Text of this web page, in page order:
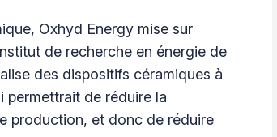
Oxhyd Energy mise sur
de recherche en énergie de
des dispositifs céramiques à
permettrait de réduire la
production, et donc de réduire